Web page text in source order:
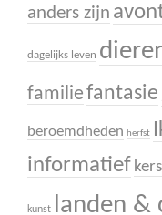
anders zijn
dagelijks leven
familiefantasie
beroemdheden herfst
informatief
kunst landen &